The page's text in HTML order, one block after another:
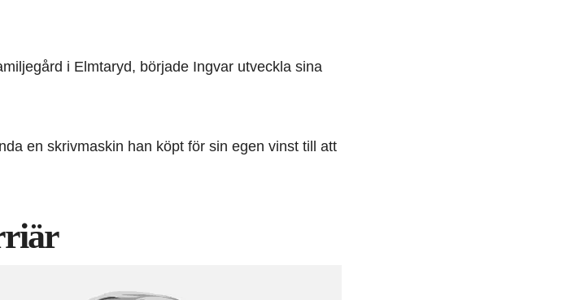
i Elmtaryd, började Ingvar utveckla sina
en skrivmaskin han köpt för sin egen vinst till att